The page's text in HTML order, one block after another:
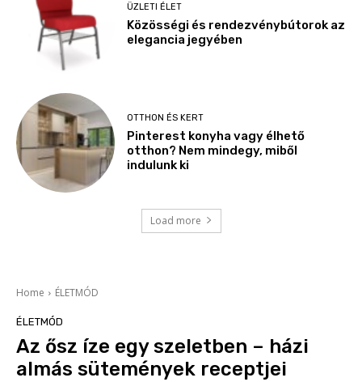
ÜZLETI ÉLET
Közösségi és rendezvénybútorok az
elegancia jegyében
OTTHON ÉS KERT
Pinterest konyha vagy élhető
otthon? Nem mindegy, miből
indulunk ki
Load more